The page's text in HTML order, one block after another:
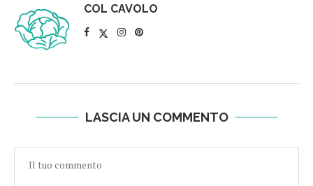
COL CAVOLO
LASCIA UN COMMENTO